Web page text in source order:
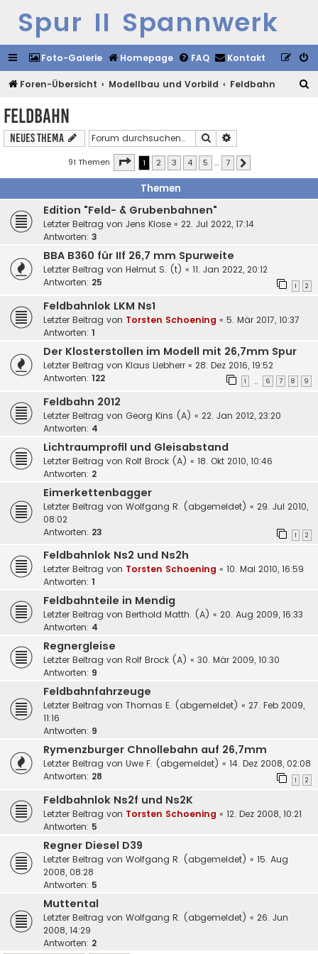
Spur II Spannwerk
Foto-Galerie Homepage FAQ Kontakt
Foren-Übersicht Modellbau und Vorbild Feldbahn
Feldbahn
Neues Thema Suche
91 Themen Seite von7
1 2 3 4 5 … 7
Themen
Edition "Feld- & Grubenbahnen"
Letzter Beitrag von Jens Klose « 22. Jul 2022, 17:14
Antworten: 3
BBA B360 für IIf 26,7 mm Spurweite
Letzter Beitrag von Helmut S. (t) « 11. Jan 2022, 20:12
Antworten: 25 1 2
Feldbahnlok LKM Ns1
Letzter Beitrag von Torsten Schoening « 5. Mär 2017, 10:37
Antworten: 1
Der Klosterstollen im Modell mit 26,7mm Spur
Letzter Beitrag von Klaus Liebherr « 28. Dez 2016, 19:52
Antworten: 122 1 … 6 7 8 9
Feldbahn 2012
Letzter Beitrag von Georg Kins (A) « 22. Jan 2012, 23:20
Antworten: 4
Lichtraumprofil und Gleisabstand
Letzter Beitrag von Rolf Brock (A) « 18. Okt 2010, 10:46
Antworten: 2
Eimerkettenbagger
Letzter Beitrag von Wolfgang R. (abgemeldet) « 29. Jul 2010,
08:02
Antworten: 23 1 2
Feldbahnlok Ns2 und Ns2h
Letzter Beitrag von Torsten Schoening « 10. Mai 2010, 16:59
Antworten: 1
Feldbahnteile in Mendig
Letzter Beitrag von Berthold Matth. (A) « 20. Aug 2009, 16:33
Antworten: 4
Regnergleise
Letzter Beitrag von Rolf Brock (A) « 30. Mär 2009, 10:30
Antworten: 9
Feldbahnfahrzeuge
Letzter Beitrag von Thomas E. (abgemeldet) « 27. Feb 2009,
11:16
Antworten: 9
Rymenzburger Chnollebahn auf 26,7mm
Letzter Beitrag von Uwe F. (abgemeldet) « 14. Dez 2008, 02:08
Antworten: 28 1 2
Feldbahnlok Ns2f und Ns2K
Letzter Beitrag von Torsten Schoening « 12. Dez 2008, 10:21
Antworten: 5
Regner Diesel D39
Letzter Beitrag von Wolfgang R. (abgemeldet) « 15. Aug
2008, 08:28
Antworten: 5
Muttental
Letzter Beitrag von Wolfgang R. (abgemeldet) « 26. Jun
2008, 14:29
Antworten: 2